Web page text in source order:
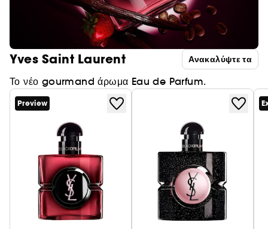
Yves Saint Laurent
Το νέο gourmand άρωμα Eau de Parfum.
Ανακαλύψτε τα
Preview